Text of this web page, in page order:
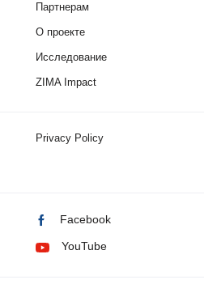
Партнерам
О проекте
Исследование
ZIMA Impact
Privacy Policy
Facebook
YouTube